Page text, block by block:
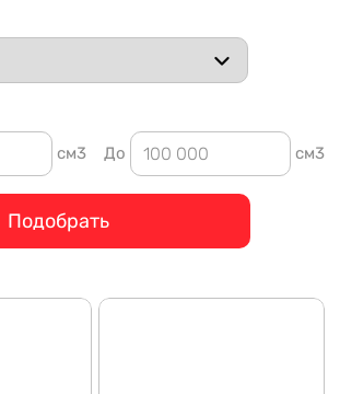
см3 До см3
Подобрать